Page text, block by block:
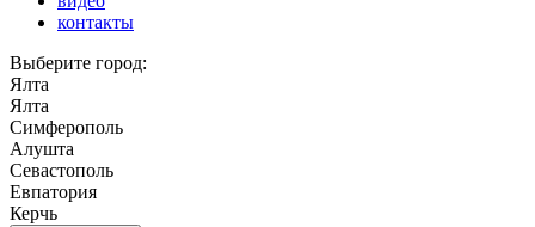
контакты
Выберите город:
Ялта
Ялта
Симферополь
Алушта
Севастополь
Евпатория
Керчь